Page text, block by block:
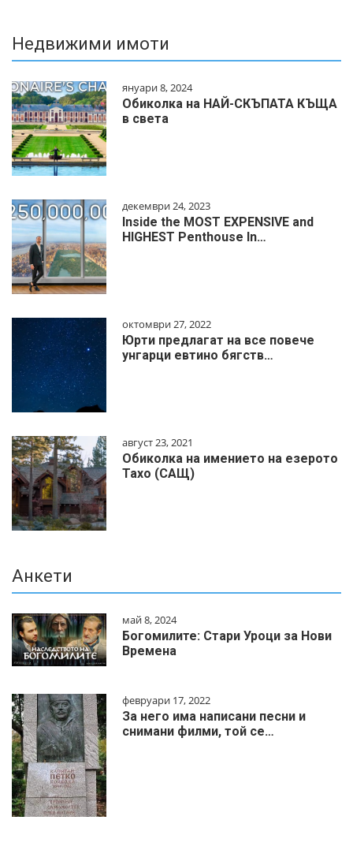
Недвижими имоти
януари 8, 2024
Обиколка на НАЙ-СКЪПАТА КЪЩА
в света
декември 24, 2023
Inside the MOST EXPENSIVE and
HIGHEST Penthouse In…
октомври 27, 2022
Юрти предлагат на все повече
унгарци евтино бягств…
август 23, 2021
Обиколка на имението на езерото
Тахо (САЩ)
Анкети
май 8, 2024
Богомилите: Стари Уроци за Нови
Времена
февруари 17, 2022
За него има написани песни и
снимани филми, той се…